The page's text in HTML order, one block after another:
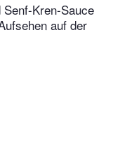
Kren-Sauce
auf der